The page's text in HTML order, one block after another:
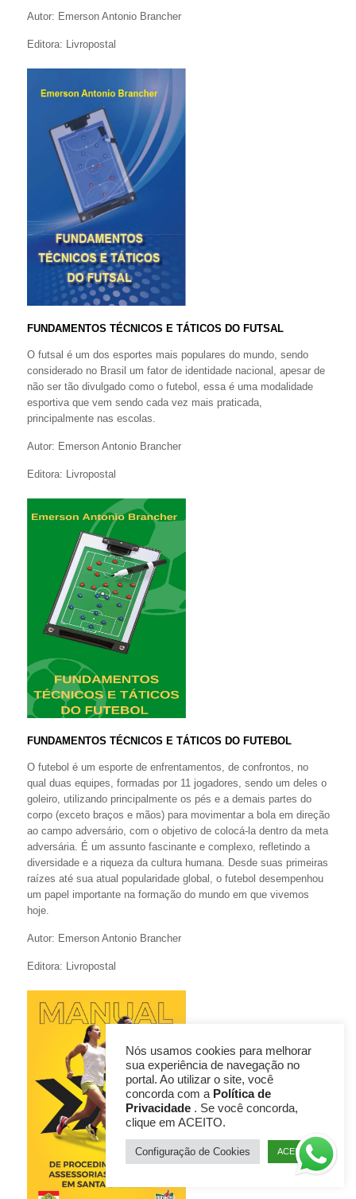
Autor: Emerson Antonio Brancher
Editora: Livropostal
FUNDAMENTOS TÉCNICOS E TÁTICOS DO FUTSAL
O futsal é um dos esportes mais populares do mundo, sendo
considerado no Brasil um fator de identidade nacional, apesar de
não ser tão divulgado como o futebol, essa é uma modalidade
esportiva que vem sendo cada vez mais praticada,
principalmente nas escolas.
Autor: Emerson Antonio Brancher
Editora: Livropostal
FUNDAMENTOS TÉCNICOS E TÁTICOS DO FUTEBOL
O futebol é um esporte de enfrentamentos, de confrontos, no
qual duas equipes, formadas por 11 jogadores, sendo um deles o
goleiro, utilizando principalmente os pés e a demais partes do
corpo (exceto braços e mãos) para movimentar a bola em direção
ao campo adversário, com o objetivo de colocá-la dentro da meta
adversária. É um assunto fascinante e complexo, refletindo a
diversidade e a riqueza da cultura humana. Desde suas primeiras
raízes até sua atual popularidade global, o futebol desempenhou
um papel importante na formação do mundo em que vivemos
hoje.
Autor: Emerson Antonio Brancher
Editora: Livropostal
Nós usamos cookies para melhorar
sua experiência de navegação no
portal. Ao utilizar o site, você
concorda com a Política de
Privacidade . Se você concorda,
clique em ACEITO.
Configuração de Cookies ACEITO